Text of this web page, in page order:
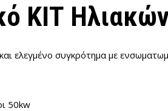
ΚΙΤ
ελεγμένο συγκρότημα με
50kw